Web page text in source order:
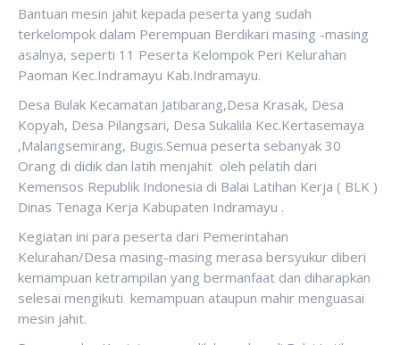
Bantuan mesin jahit kepada peserta yang sudah
terkelompok dalam Perempuan Berdikari masing -masing
asalnya, seperti 11 Peserta Kelompok Peri Kelurahan
Paoman Kec.Indramayu Kab.Indramayu.
Desa Bulak Kecamatan Jatibarang,Desa Krasak, Desa
Kopyah, Desa Pilangsari, Desa Sukalila Kec.Kertasemaya
,Malangsemirang, Bugis.Semua peserta sebanyak 30
Orang di didik dan latih menjahit oleh pelatih dari
Kemensos Republik Indonesia di Balai Latihan Kerja ( BLK )
Dinas Tenaga Kerja Kabupaten Indramayu .
Kegiatan ini para peserta dari Pemerintahan
Kelurahan/Desa masing-masing merasa bersyukur diberi
kemampuan ketrampilan yang bermanfaat dan diharapkan
selesai mengikuti kemampuan ataupun mahir menguasai
mesin jahit.